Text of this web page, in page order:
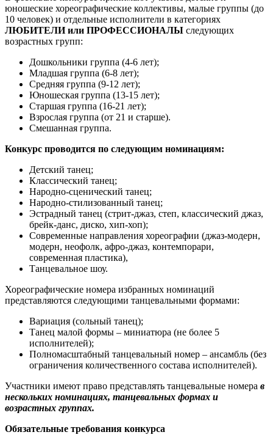
юношеские хореографические коллективы, малые группы (до
10 человек) и отдельные исполнители в категориях
ЛЮБИТЕЛИ или ПРОФЕССИОНАЛЫ следующих
возрастных групп:
Дошкольники группа (4-6 лет);
Младшая группа (6-8 лет);
Средняя группа (9-12 лет);
Юношеская группа (13-15 лет);
Старшая группа (16-21 лет);
Взрослая группа (от 21 и старше).
Смешанная группа.
Конкурс проводится по следующим номинациям:
Детский танец;
Классический танец;
Народно-сценический танец;
Народно-стилизованный танец;
Эстрадный танец (стрит-джаз, степ, классический джаз,
брейк-данс, диско, хип-хоп);
Современные направления хореографии (джаз-модерн,
модерн, неофолк, афро-джаз, контемпорари,
современная пластика),
Танцевальное шоу.
Хореографические номера избранных номинаций
представляются следующими танцевальными формами:
Вариация (сольный танец);
Танец малой формы – миниатюра (не более 5
исполнителей);
Полномасштабный танцевальный номер – ансамбль (без
ограничения количественного состава исполнителей).
Участники имеют право представлять танцевальные номера в
нескольких номинациях, танцевальных формах и
возрастных группах.
Обязательные требования конкурса